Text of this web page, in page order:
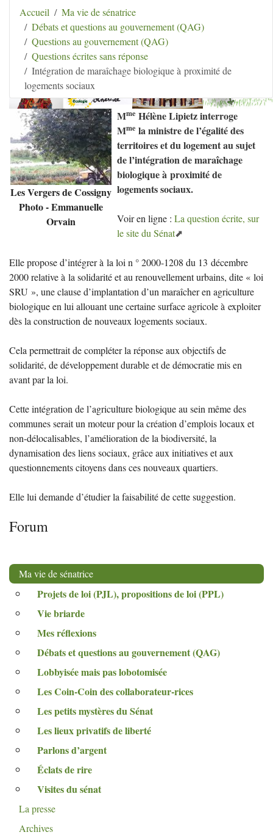
Aller au contenu Aller au menu
secondaire
| Aller à la recherche
Hélène Lipietz
Ancienne Sénatrice de Seine-et-Marne
Accueil
Ma vie de sénatrice
Débats et questions au gouvernement (QAG)
Questions au gouvernement (QAG)
Questions écrites sans réponse
Intégration de maraîchage biologique à proximité de
logements sociaux
Les Vergers de Cossigny
Photo - Emmanuelle
Orvain
Mme Hélène Lipietz interroge
Mme la ministre de l’égalité des
territoires et du logement au sujet
de l’intégration de maraîchage
biologique à proximité de
logements sociaux.
Voir en ligne :La question écrite, sur
le site du Sénat
Elle propose d’intégrer à la loi n ° 2000-1208 du 13 décembre
2000 relative à la solidarité et au renouvellement urbains, dite « loi
SRU », une clause d’implantation d’un maraîcher en agriculture
biologique en lui allouant une certaine surface agricole à exploiter
dès la construction de nouveaux logements sociaux.
Cela permettrait de compléter la réponse aux objectifs de
solidarité, de développement durable et de démocratie mis en
avant par la loi.
Cette intégration de l’agriculture biologique au sein même des
communes serait un moteur pour la création d’emplois locaux et
non-délocalisables, l’amélioration de la biodiversité, la
dynamisation des liens sociaux, grâce aux initiatives et aux
questionnements citoyens dans ces nouveaux quartiers.
Elle lui demande d’étudier la faisabilité de cette suggestion.
Forum
Ma vie de sénatrice
Projets de loi (PJL), propositions de loi (PPL)
Vie briarde
Mes réflexions
Débats et questions au gouvernement (QAG)
Lobbyisée mais pas lobotomisée
Les Coin-Coin des collaborateur-rices
Les petits mystères du Sénat
Les lieux privatifs de liberté
Parlons d’argent
Éclats de rire
Visites du sénat
La presse
Archives